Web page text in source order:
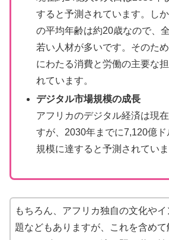
すると予測されています。し
の平均年齢は約20歳なので、
若い人材が多いです。そのた
にわたる消費と労働の主要な
れています。
デジタル市場規模の成長
アフリカのデジタル経済は現
すが、2030年までに7,120億ド
規模に達すると予測されていま
もちろん、アフリカ独自の文化やイ
題などもありますが、これを含めて